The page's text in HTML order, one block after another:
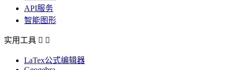
API服务
智能图形
实用工具  
LaTex公式编辑器